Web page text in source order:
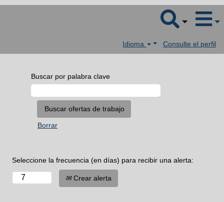
Idioma Consulte el perfil
Buscar por palabra clave
Borrar
Seleccione la frecuencia (en días) para recibir una alerta:
Crear alerta